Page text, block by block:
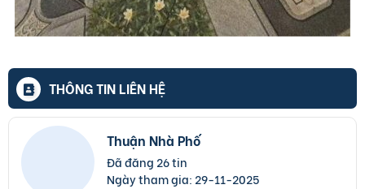
THÔNG TIN LIÊN HỆ
Thuận Nhà Phố
Đã đăng 26 tin
Ngày tham gia: 29-11-2025